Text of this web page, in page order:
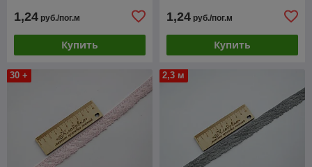
1,24 руб./пог.м
Купить
1,24 руб./пог.м
Купить
30 + 2,3 м